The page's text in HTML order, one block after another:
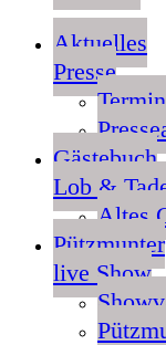
Aktuelles
Presse
Gästebuch
Lob &
Altes
Pützmunter
live Show